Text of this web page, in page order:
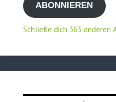
AdresseABONNIEREN
Schließe dich 363 anderen